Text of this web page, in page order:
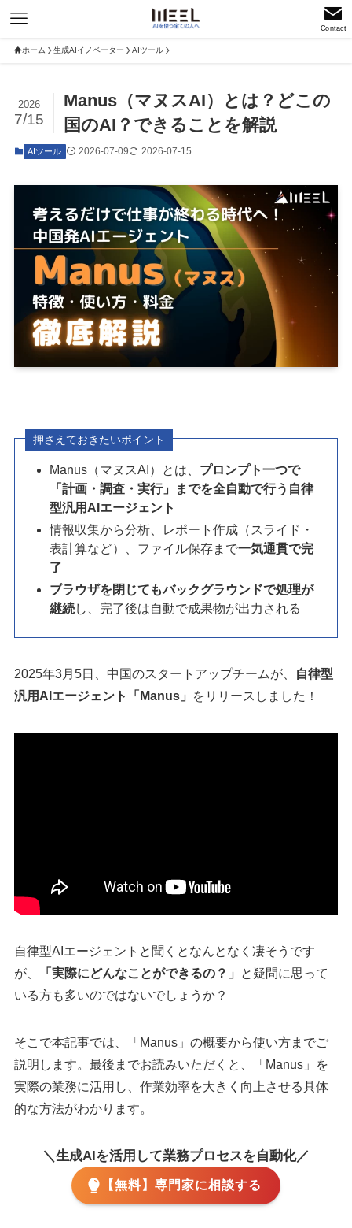
Contact
ホーム 生成AIイノベーター AIツール
Manus（マヌスAI）とは？どこの
国のAI？できることを解説
2026
7/15
AIツール 2026-07-09 2026-07-15
押さえておきたいポイント
Manus（マヌスAI）とは、 プロンプト一つで
「計画・調査・実行」までを全自動で行う自律
型汎用AIエージェント
情報収集から分析、レポート作成（スライド・
表計算など）、ファイル保存まで一気通貫で完
了
ブラウザを閉じてもバックグラウンドで処理が
継続し、完了後は自動で成果物が出力される
2025年3月5日、中国のスタートアップチームが、
自律型
汎用AIエージェント「Manus」
をリリースしました！
自律型AIエージェントと聞くとなんとなく凄そうです
が、
「実際にどんなことができるの？」
と疑問に思って
いる方も多いのではないでしょうか？
そこで本記事では、「Manus」の概要から使い方までご
説明します。最後までお読みいただくと、「Manus」を
実際の業務に活用し、作業効率を大きく向上させる具体
的な方法がわかります。
＼生成AIを活用して業務プロセスを自動化／
【無料】専門家に相談する